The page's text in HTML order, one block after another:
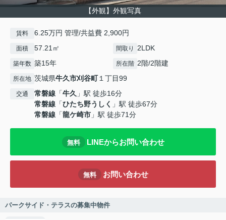
【外観】外観写真
賃料 6.25万円 管理/共益費 2,900円
面積 57.21㎡ 間取り 2LDK
築年数 築15年 所在階 2階/2階建
所在地 茨城県牛久市刈谷町１丁目99
交通 常磐線 「牛久 」駅 徒歩16分
常磐線 「ひたち野うしく 」駅 徒歩67分
常磐線 「龍ケ崎市 」駅 徒歩71分
無料 LINEからお問い合わせ
無料 お問い合わせ
パークサイド・テラスの募集中物件